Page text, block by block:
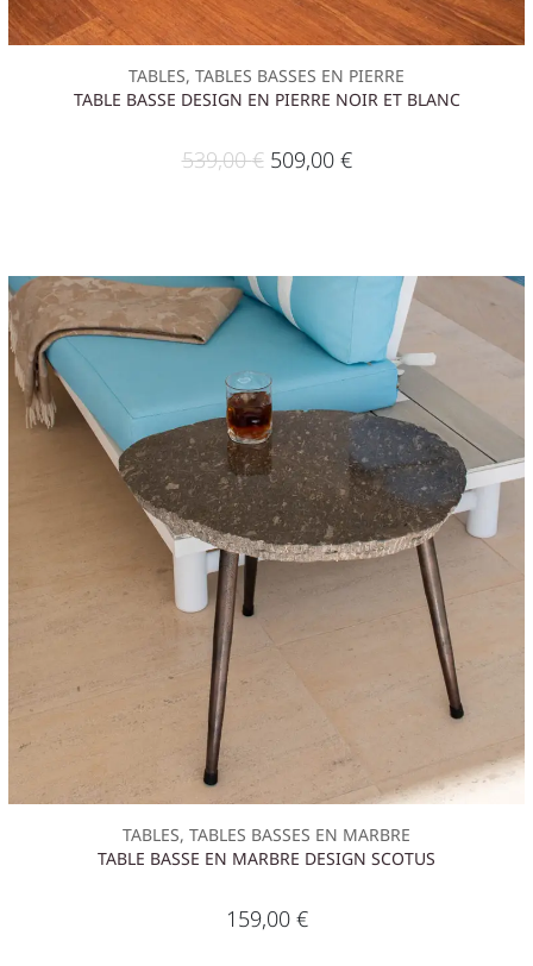
TABLES, TABLES BASSES EN PIERRE
TABLE BASSE DESIGN EN PIERRE NOIR ET BLANC
539,00€ 509,00 €
TABLES, TABLES BASSES EN MARBRE
TABLE BASSE EN MARBRE DESIGN SCOTUS
159,00 €